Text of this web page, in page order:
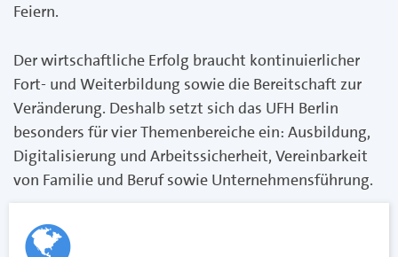
Feiern.
Der wirtschaftliche Erfolg braucht kontinuierlicher
Fort- und Weiterbildung sowie die Bereitschaft zur
Veränderung. Deshalb setzt sich das UFH Berlin
besonders für vier Themenbereiche ein: Ausbildung,
Digitalisierung und Arbeitssicherheit, Vereinbarkeit
von Familie und Beruf sowie Unternehmensführung.